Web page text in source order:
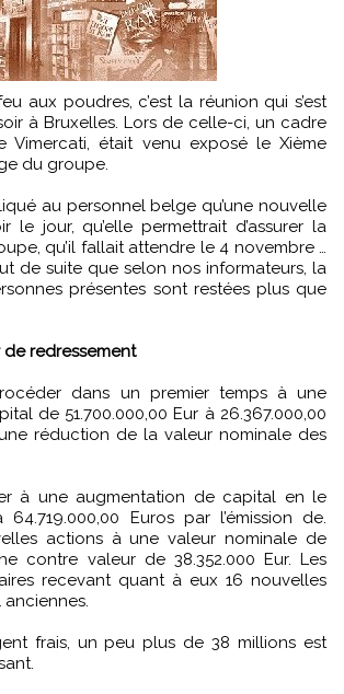
à Bruxelles. Lors de celle-ci, un cadre
Vimercati, était venu exposé le Xième
du groupe.
au personnel belge qu’une nouvelle
le jour, qu’elle permettrait d’assurer la
qu’il fallait attendre le 4 novembre …
de suite que selon nos informateurs, la
présentes sont restées plus que
redressement
dans un premier temps à une
de 51.700.000,00 Eur à 26.367.000,00
réduction de la valeur nominale des
à une augmentation de capital en le
Euros par l’émission de.
actions à une valeur nominale de
contre valeur de 38.352.000 Eur. Les
recevant quant à eux 16 nouvelles
anciennes.
frais, un peu plus de 38 millions est